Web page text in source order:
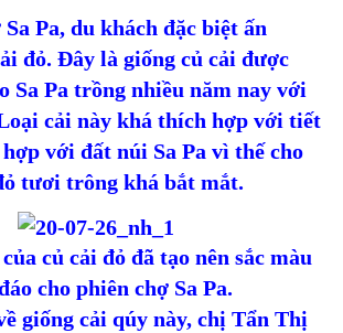
Pa, du khách đặc biệt ấn
đỏ. Đây là giống củ cải được
Sa Pa trồng nhiều năm nay với
cải này khá thích hợp với tiết
với đất núi Sa Pa vì thế cho
tươi trông khá bắt mắt.
củ cải đỏ đã tạo nên sắc màu
cho phiên chợ Sa Pa.
giống cải qúy này, chị Tẩn Thị